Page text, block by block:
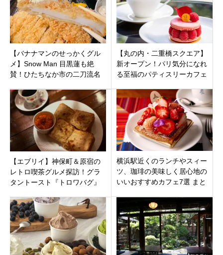
【バナナマンのせっかくグル
メ】Snow Man 目黒蓮も絶
賛！ひたちなか市の二刀流名
屋」を深掘り
【丸の内・二重橋スクエア】
新オープン！パリ気分になれ
る至福のパティスリーカフェ
の内』がすごい
【エブリイ】神保町＆原宿の
レトロ喫茶グルメ探訪！グラ
タントースト『トロワバグ』
『クリスティー』
横浜駅近くのランチやスィー
ツ、珈琲の美味しく居心地の
いいおすすめカフェ7選 まと